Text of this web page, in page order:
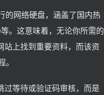
的网络硬盘，涵盖了国内热
。这意味着，无论你所需的
上找到重要资料，而该资
等待或验证码审核，而是